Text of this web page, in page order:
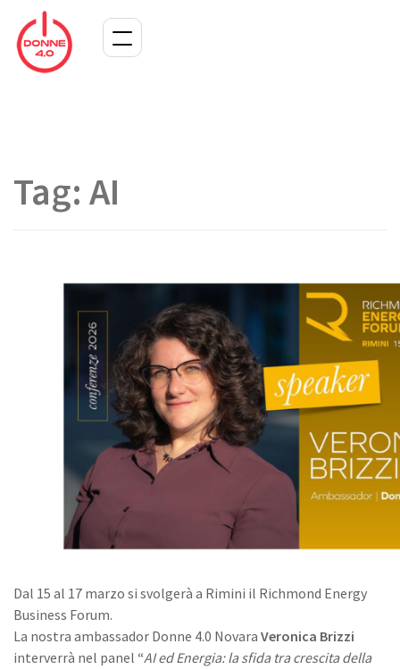
Tag: AI
Dal 15 al 17 marzo si svolgerà a Rimini il Richmond Energy
Business Forum.
La nostra ambassador Donne 4.0 Novara Veronica Brizzi
interverrà nel panel “AI ed Energia: la sfida tra crescita della